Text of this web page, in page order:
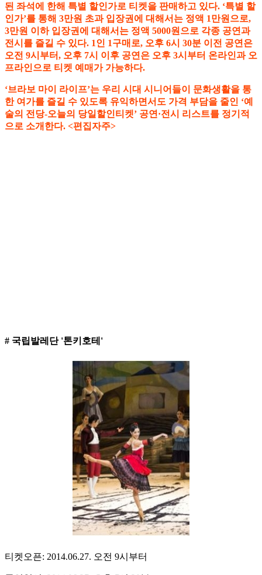
된 좌석에 한해 특별 할인가로 티켓을 판매하고 있다. ‘특별 할
인가’를 통해 3만원 초과 입장권에 대해서는 정액 1만원으로,
3만원 이하 입장권에 대해서는 정액 5000원으로 각종 공연과
전시를 즐길 수 있다. 1인 1구매로, 오후 6시 30분 이전 공연은
오전 9시부터, 오후 7시 이후 공연은 오후 3시부터 온라인과 오
프라인으로 티켓 예매가 가능하다.
‘브라보 마이 라이프’는 우리 시대 시니어들이 문화생활을 통
한 여가를 즐길 수 있도록 유익하면서도 가격 부담을 줄인 ‘예
술의 전당-오늘의 당일할인티켓’ 공연·전시 리스트를 정기적
으로 소개한다. <편집자주>
# 국립발레단 '톤키호테'
티켓오픈: 2014.06.27. 오전 9시부터